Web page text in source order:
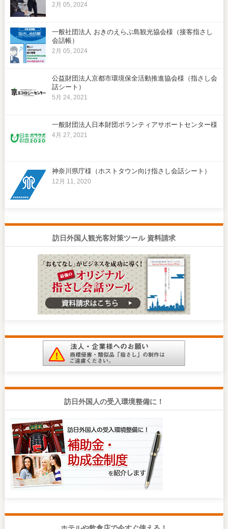
2月 05, 2024
一般社団法人 おきのえらぶ島観光協会様（接客指さし
会話帳）
2月 05, 2024
公益財団法人京都市環境保全活動推進協会様（指さし会
話シート）
5月 24, 2021
一般財団法人日本財団ボランティアサポートセンター様
4月 27, 2021
神奈川県庁様（ホストタウン向け指さし会話シート）
12月 11, 2020
訪日外国人観光客対策ツール 資料請求
訪日外国人の受入環境整備に！